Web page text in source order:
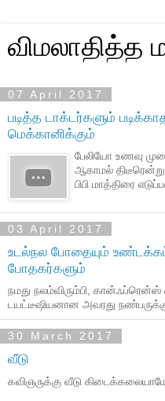
விமலாதித்த
07 April 2017
படித்த டாக்டர்களும்
மெக்கானிக்கும்
பேலியோ உணவு
ஆகாமல்
பிபி மாத்திரை
03 April 2017
உடல்நல போதையும்
போதகர்களும்
நமது நலம்விரும்பி,
டயட்டீஷியனான அவரது
30 March 2017
வீடு
‪கவிஞருக்கு வீடு